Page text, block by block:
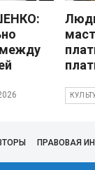
между
ПРАВОВАЯ